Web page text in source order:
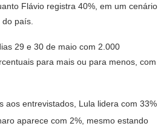
Flávio registra 40%, em um cenário
país.
29 e 30 de maio com 2.000
para mais ou para menos, com
aos entrevistados, Lula lidera com 33%
aparece com 2%, mesmo estando